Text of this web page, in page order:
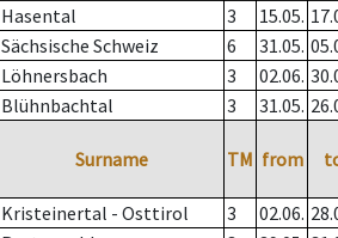
Hasental 3 15.05.
Sächsische Schweiz 6 31.05.
Löhnersbach 3 02.06.
Blühnbachtal 3 31.05.
Surname TM from
Kristeinertal - Osttirol 3 02.06.